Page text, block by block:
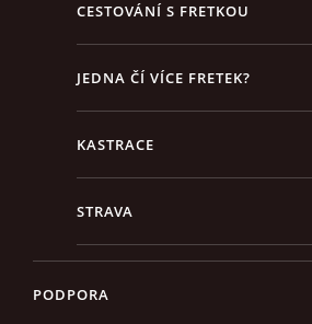
CESTOVÁNÍ S FRETKOU
JEDNA ČÍ VÍCE FRETEK?
KASTRACE
STRAVA
PODPORA